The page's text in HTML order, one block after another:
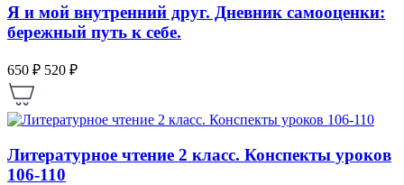
Я и мой внутренний друг. Дневник самооценки:
бережный путь к себе.
650 ₽ 520 ₽
Литературное чтение 2 класс. Конспекты уроков
106-110